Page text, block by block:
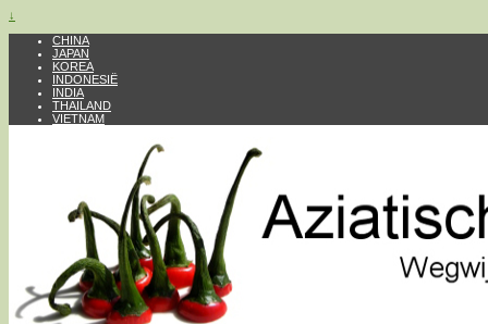
↓
CHINA
JAPAN
KOREA
INDONESIË
INDIA
THAILAND
VIETNAM